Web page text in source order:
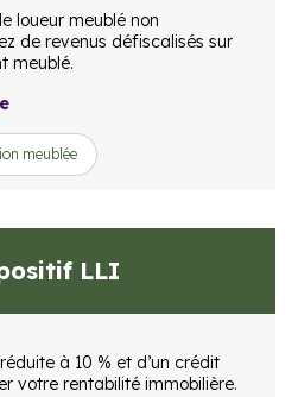
loueur meublé non
de revenus défiscalisés sur
meublé.
meublée
LLI
à 10 % et d’un crédit
votre rentabilité immobilière.